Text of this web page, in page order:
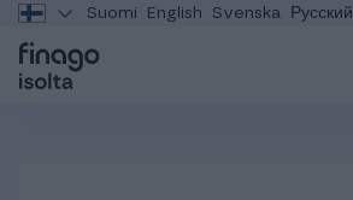
Suomi English Svenska Русский